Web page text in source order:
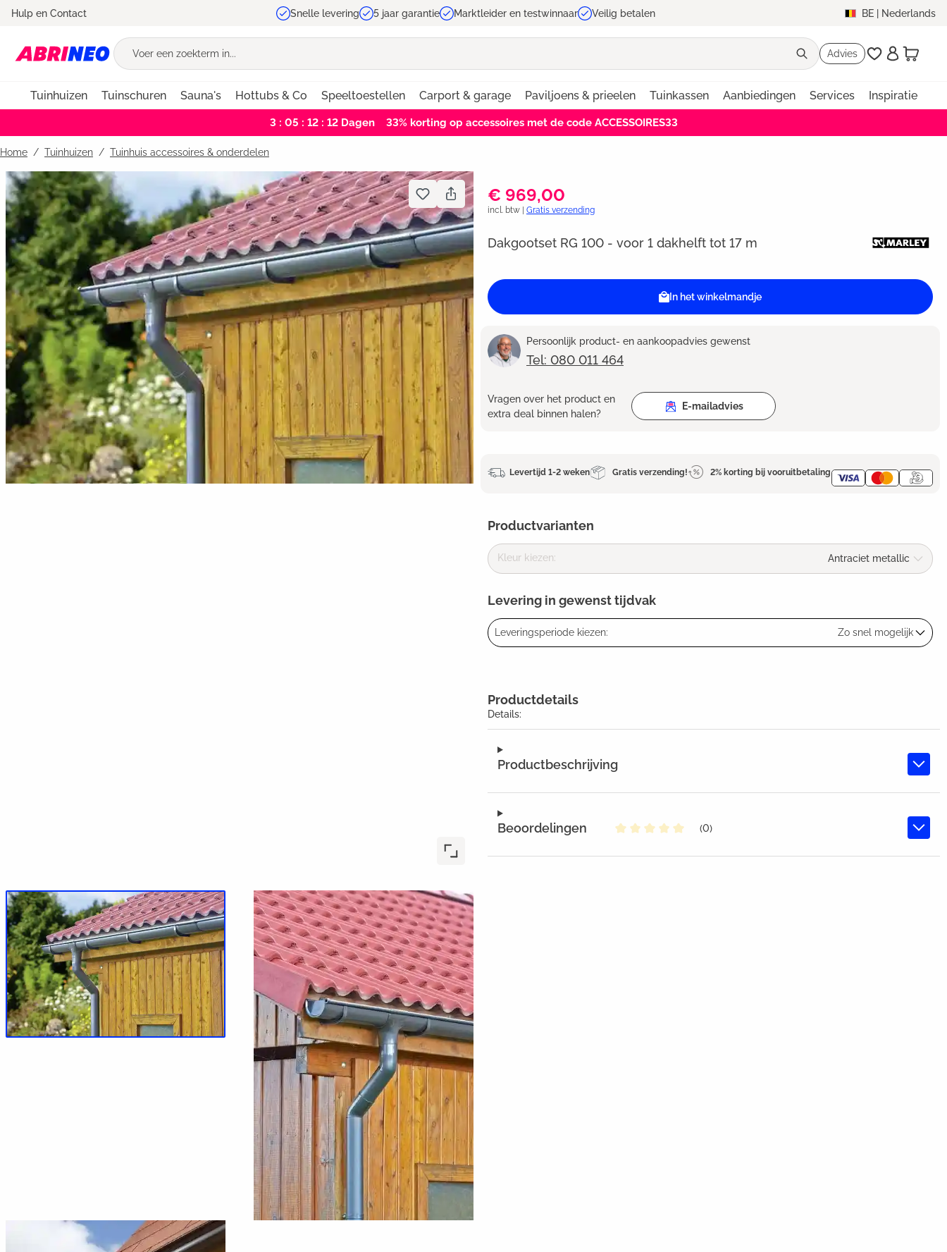
Ga naar de hoofdnavigatie
Hulp en Contact Snelle levering 5 jaar garantie Marktleider en testwinnaar Veilig betalen BE | Nederlands
Advies
Tuinhuizen Tuinschuren Sauna's Hottubs & Co Speeltoestellen Carport & garage Paviljoens & prieelen Tuinkassen Aanbiedingen Services Inspiratie
3 : 05 : 12 : 11Dagen 33% korting op accessoires met de code ACCESSOIRES33
Home Tuinhuizen / Tuinhuis accessoires & onderdelen
Bildergalerie überspringen
€ 969,00
incl. btw | Gratis verzending
Dakgootset RG 100 - voor 1 dakhelft tot 17 m
In het winkelmandje
Persoonlijk product- en aankoopadvies gewenst
Tel: 080 011 464
Vragen over het product en
extra deal binnen halen?
E-mailadvies
Levertijd 1-2 weken Gratis verzending! 2% korting bij vooruitbetaling
Productvarianten
Kleur kiezen: Antraciet metallic
Levering in gewenst tijdvak
Leveringsperiode kiezen: Zo snel mogelijk
Productbeschrijving
Beoordelingen
(0)
Productdetails
Details: